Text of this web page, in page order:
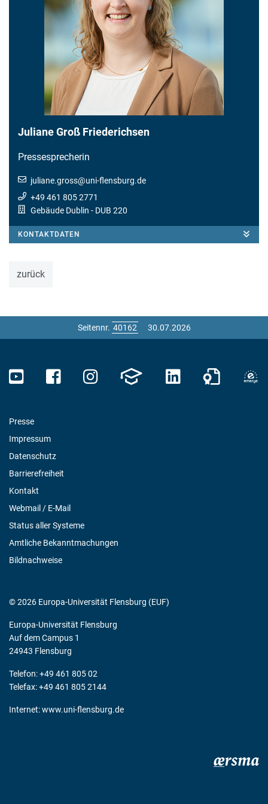
Juliane Groß Friederichsen
Pressesprecherin
juliane.gross@uni-flensburg.de
+49 461 805 2771
Gebäude Dublin - DUB 220
KONTAKTDATEN
zurück
Seitennr. 30.07.2026
Presse
Impressum
Datenschutz
Barrierefreiheit
Kontakt
Webmail / E-Mail
Status aller Systeme
Amtliche Bekanntmachungen
Bildnachweise
© 2026 Europa-Universität Flensburg (EUF)
Europa-Universität Flensburg
Auf dem Campus 1
24943 Flensburg
Telefon: +49 461 805 02
Telefax: +49 461 805 2144
Internet:www.uni-flensburg.de